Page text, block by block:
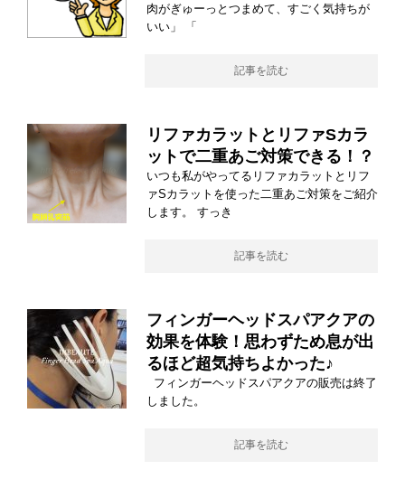
肉がぎゅーっとつまめて、すごく気持ちが
いい」 「
記事を読む
リファカラットとリファSカラ
ットで二重あご対策できる！？
いつも私がやってるリファカラットとリフ
ァSカラットを使った二重あご対策をご紹介
します。 すっき
記事を読む
フィンガーヘッドスパアクアの
効果を体験！思わずため息が出
るほど超気持ちよかった♪
フィンガーヘッドスパアクアの販売は終了
しました。
記事を読む